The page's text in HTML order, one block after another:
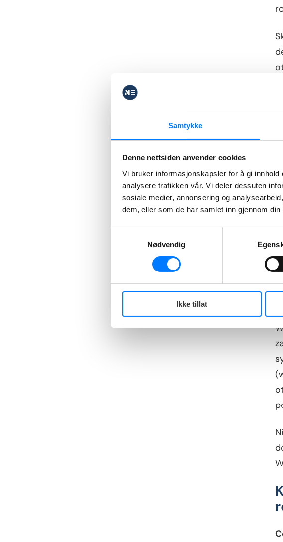
Samtykke
Denne nettsiden anvender cookies
Vi bruker informasjonskapsler for å gi
analysere trafikken vår. Vi deler dessuten
sosiale medier, annonsering og
dem, eller som de har samlet inn gjennom
Nødvendig
Ikke tillat